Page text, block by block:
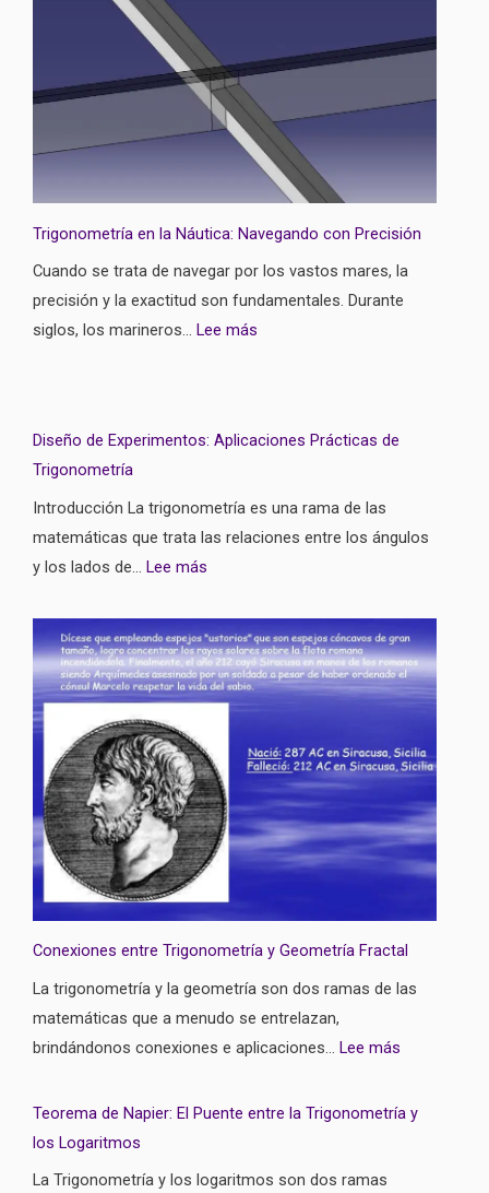
Trigonometría en la Náutica: Navegando con Precisión
Cuando se trata de navegar por los vastos mares, la
precisión y la exactitud son fundamentales. Durante
siglos, los marineros… Lee más
Diseño de Experimentos: Aplicaciones Prácticas de
Trigonometría
Introducción La trigonometría es una rama de las
matemáticas que trata las relaciones entre los ángulos
y los lados de… Lee más
Conexiones entre Trigonometría y Geometría Fractal
La trigonometría y la geometría son dos ramas de las
matemáticas que a menudo se entrelazan,
brindándonos conexiones e aplicaciones… Lee más
Teorema de Napier: El Puente entre la Trigonometría y
los Logaritmos
La Trigonometría y los logaritmos son dos ramas